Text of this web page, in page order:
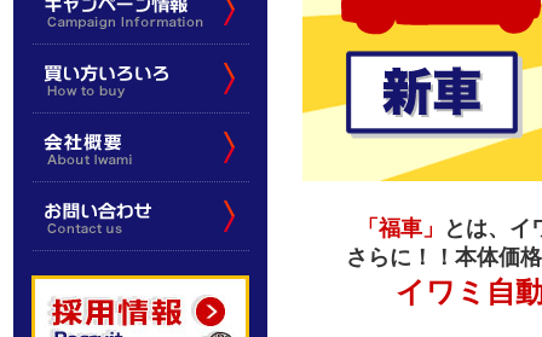
「福車」
とは、イ
さらに！！本体価
イワミ自